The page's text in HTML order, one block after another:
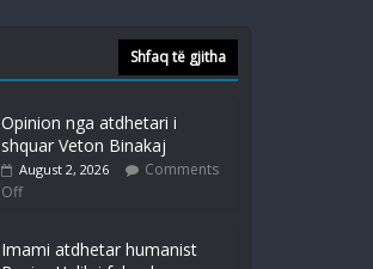
Shfaq të gjitha
Opinion nga atdhetari i
shquar Veton Binakaj
August 2, 2026
Comments
Off
Imami atdhetar humanist